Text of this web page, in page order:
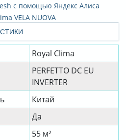
Royal Clima
PERFETTO DC EU
INVERTER
Китай
Да
55 м²
с помощью Яндекс Алиса
VELA NUOVA